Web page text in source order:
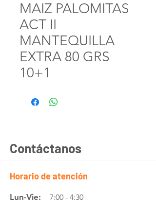
MAIZ PALOMITAS
ACT II
MANTEQUILLA
EXTRA 80 GRS
10+1
Contáctanos
Horario de atención
Lun-Vie: 7:00 - 4:30